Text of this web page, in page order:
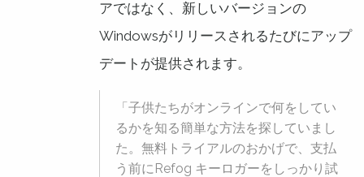
アではなく、新しいバージョンの
Windowsがリリースされるたびにアップ
デートが提供されます。
「子供たちがオンラインで何をしてい
るかを知る簡単な方法を探していまし
た。無料トライアルのおかげで、支払
う前にRefog キーロガーをしっかり試